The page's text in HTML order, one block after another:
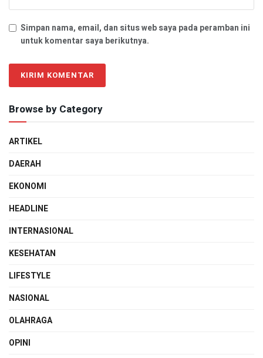
Simpan nama, email, dan situs web saya pada peramban ini
untuk komentar saya berikutnya.
Browse by Category
ARTIKEL
DAERAH
EKONOMI
HEADLINE
INTERNASIONAL
KESEHATAN
LIFESTYLE
NASIONAL
OLAHRAGA
OPINI